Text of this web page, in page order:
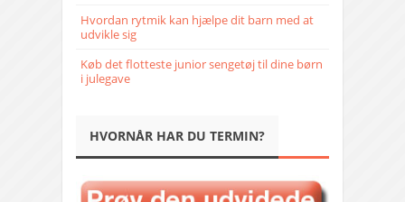
Hvordan rytmik kan hjælpe dit barn med at
udvikle sig
Køb det flotteste junior sengetøj til dine børn
i julegave
HVORNÅR HAR DU TERMIN?